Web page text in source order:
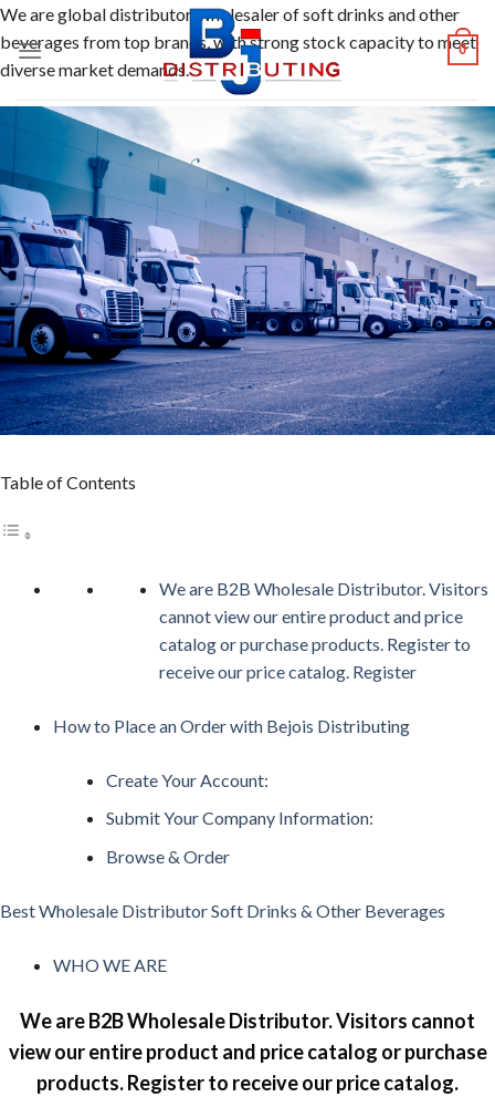
Skip
to
content
0
We are global distributor, wholesaler of soft drinks and other
beverages from top brands, with strong stock capacity to meet
diverse market demands.
Table of Contents
We are B2B Wholesale Distributor. Visitors
cannot view our entire product and price
catalog or purchase products. Register to
receive our price catalog. Register
How to Place an Order with Bejois Distributing
Create Your Account:
Submit Your Company Information:
Browse & Order
Best Wholesale Distributor Soft Drinks & Other Beverages
WHO WE ARE
We are B2B Wholesale Distributor. Visitors cannot
view our entire product and price catalog or purchase
products. Register to receive our price catalog.